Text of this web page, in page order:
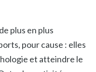
plus en plus
pour cause : elles
et atteindre le